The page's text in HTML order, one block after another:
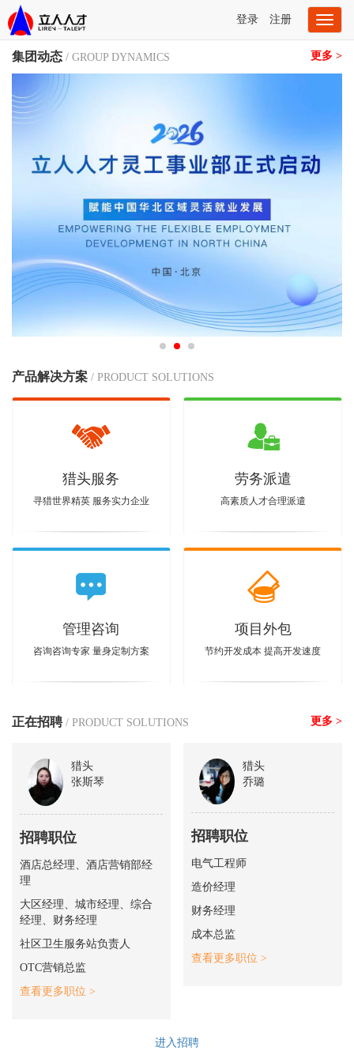
Toggle
登录 注册
集团动态 / GROUP DYNAMICS 更多 >
产品解决方案 / PRODUCT SOLUTIONS
猎头服务
寻猎世界精英 服务实力企业
劳务派遣
高素质人才合理派遣
管理咨询
咨询咨询专家 量身定制方案
项目外包
节约开发成本 提高开发速度
正在招聘/ PRODUCT SOLUTIONS 更多 >
猎头
张斯琴
招聘职位
酒店总经理、酒店营销部经
理
大区经理、城市经理、综合
经理、财务经理
社区卫生服务站负责人
OTC营销总监
查看更多职位 >
猎头
乔璐
招聘职位
电气工程师
造价经理
财务经理
成本总监
查看更多职位 >
进入招聘